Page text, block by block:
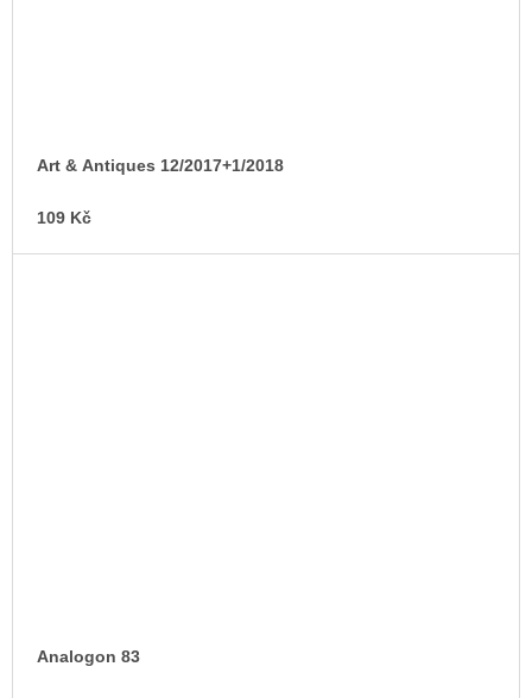
Art & Antiques 12/2017+1/2018
109 Kč
Analogon 83